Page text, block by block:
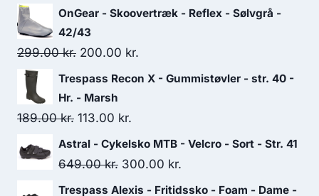
price
was:
89.00 kr..
price
50.00 kr..
OnGear - Skoovertræk - Reflex - Sølvgrå -
42/43
299.00kr. Original
price
was:
299.00 kr..
200.00 kr.
price
Trespass Recon X - Gummistøvler - str. 40 -
Hr. - Marsh
189.00kr. Original
price
was:
113.00 kr.
price
is:
Astral - Cykelsko MTB - Velcro - Sort - Str. 41
649.00kr. Original
price
300.00 kr.
price
Trespass Alexis - Fritidssko - Foam - Dame -